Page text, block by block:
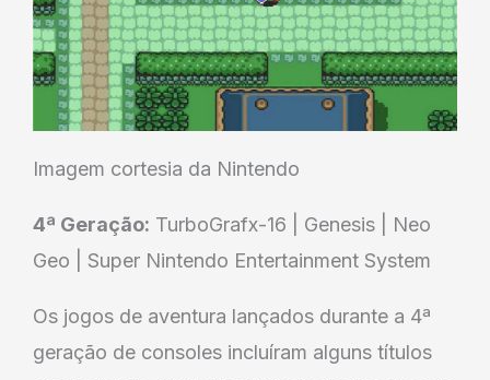
Imagem cortesia da Nintendo
4ª Geração: TurboGrafx-16 | Genesis | Neo
Geo | Super Nintendo Entertainment System
Os jogos de aventura lançados durante a 4ª
geração de consoles incluíram alguns títulos